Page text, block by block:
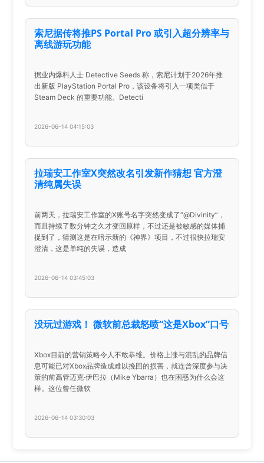
索尼据传将推PS Portal Pro 或引入超分辨率与
离线游玩功能
据业内爆料人士 Detective Seeds 称，索尼计划于2026年推
出新版 PlayStation Portal Pro，该设备将引入一项类似于
Steam Deck 的重要功能。Detecti
2026-06-14 04:15:03
拉瑞安工作室X突然改名引发新作猜想 官方澄
清纯属失误
前两天，拉瑞安工作室的X账号名字突然变成了“@Divinity”，
而且持续了数分钟之久才变回原样，不过还是被敏感的媒体捕
捉到了，猜测这是在暗示新的《神界》项目，不过很快拉瑞安
澄清，这是单纯的失误，造成
2026-06-14 03:45:03
没玩过游戏！ 微软前总裁怒喷“这是Xbox”口号
Xbox目前的营销策略令人不敢恭维。价格上涨与混乱的品牌信
息可能已对Xbox品牌造成难以挽回的损害，就连曾深度参与决
策的前高管迈克·伊巴拉（Mike Ybarra）也在困惑为什么会这
样。这位曾任微软
2026-06-14 03:30:03